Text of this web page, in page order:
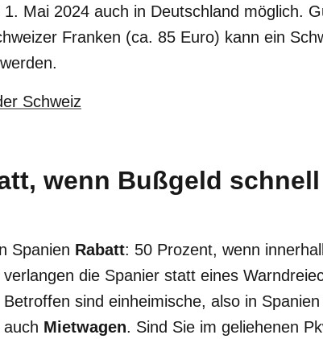
Mai 2024 auch in Deutschland möglich.
Franken (ca. 85 Euro) kann ein
Schweiz
wenn Bußgeld
Spanien Rabatt: 50 Prozent, wenn
die Spanier statt eines
sind einheimische, also in
Mietwagen. Sind Sie im geliehenen